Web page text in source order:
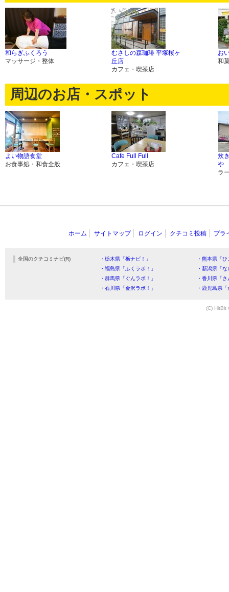
和らぎふくろう
マッサージ・整体
むさしの森珈琲 平塚桜ヶ
丘店
カフェ・喫茶店
お
和
周辺のお店・スポット
よい物語食堂
お食事処・和食全般
Cafe Full Full
カフェ・喫茶店
炊
や
ラ
ホーム サイトマップ ログイン クチコミ投稿 プラ
全国のクチコミナビ(R) ・栃木県「栃ナビ！」
・熊本県「
・福島県「ふくラボ！」
・新潟県「
・群馬県「ぐんラボ！」
・香川県「
・石川県「金沢ラボ！」
・鹿児島県
(C) HitBit